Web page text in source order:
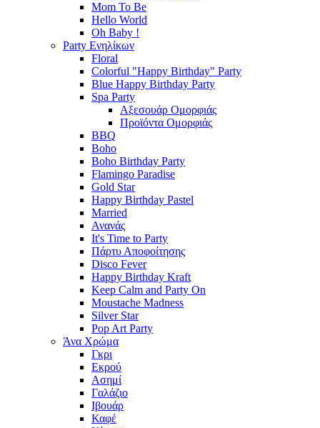
Mom To Be
Hello World
Oh Baby !
Party Ενηλίκων
Floral
Colorful "Happy Birthday" Party
Blue Happy Birthday Party
Spa Party
Αξεσουάρ Ομορφιάς
Προϊόντα Ομορφιάς
BBQ
Boho
Boho Birthday Party
Flamingo Paradise
Gold Star
Happy Birthday Pastel
Married
Ανανάς
It's Time to Party
Πάρτυ Αποφοίτησης
Disco Fever
Happy Birthday Kraft
Keep Calm and Party On
Moustache Madness
Silver Star
Pop Art Party
Άνα Χρώμα
Γκρι
Εκρού
Ασημί
Γαλάζιο
Ιβουάρ
Καφέ